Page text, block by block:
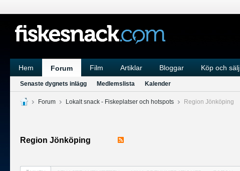
Hem Forum Film Artiklar Bloggar Köp och sälj
Senaste dygnets inlägg Medlemslista Kalender
Forum Lokalt snack - Fiskeplatser och hotspots Region Jönköping
Region Jönköping